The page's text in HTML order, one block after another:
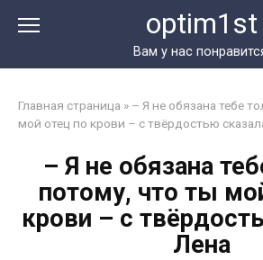
optim1st
Вам у нас
Главная страница » – Я не обязана тебе
мой отец по крови – с твёрдостью
– Я не обязана
потому, что ты
крови – с
Лена